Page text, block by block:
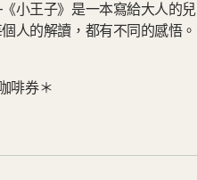
小王子》是一本寫給大人的兒
人的解讀，都有不同的感悟。
啡券＊